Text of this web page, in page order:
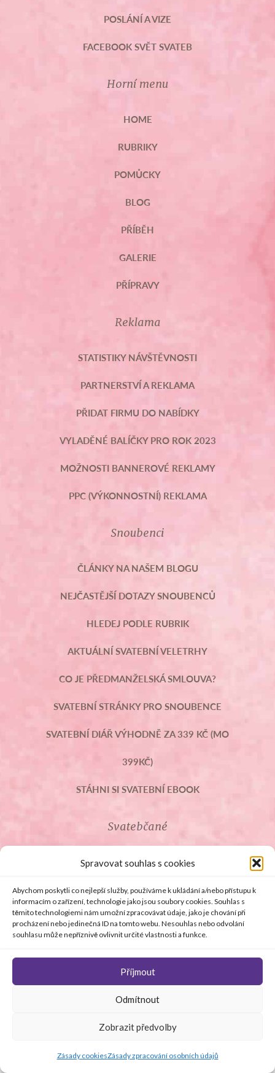
Spravovat souhlas s cookies
Abychom poskytli co nejlepší služby, používáme k ukládání a/nebo přístupu k
informacím o zařízení, technologie jako jsou soubory cookies. Souhlas s
těmito technologiemi nám umožní zpracovávat údaje, jako je chování při
procházení nebo jedinečná ID na tomto webu. Nesouhlas nebo odvolání
souhlasu může nepříznivě ovlivnit určité vlastnosti a funkce.
Příjmout
Odmítnout
Zobrazit předvolby
Zásady cookiesZásady zpracování osobních údajů
POSLÁNÍ A VIZE
FACEBOOK SVĚT SVATEB
Horní menu
HOME
RUBRIKY
POMŮCKY
BLOG
PŘÍBĚH
GALERIE
PŘÍPRAVY
Reklama
STATISTIKY NÁVŠTĚVNOSTI
PARTNERSTVÍ A REKLAMA
PŘIDAT FIRMU DO NABÍDKY
VYLADĚNÉ BALÍČKY PRO ROK 2023
MOŽNOSTI BANNEROVÉ REKLAMY
PPC (VÝKONNOSTNÍ) REKLAMA
Snoubenci
ČLÁNKY NA NAŠEM BLOGU
NEJČASTĚJŠÍ DOTAZY SNOUBENCŮ
HLEDEJ PODLE RUBRIK
AKTUÁLNÍ SVATEBNÍ VELETRHY
CO JE PŘEDMANŽELSKÁ SMLOUVA?
SVATEBNÍ STRÁNKY PRO SNOUBENCE
SVATEBNÍ DIÁŘ VÝHODNĚ ZA 339 KČ (MO
399KČ)
STÁHNI SI SVATEBNÍ EBOOK
Svatebčané
ROZCESTNÍK PRO SVATEBČANY
SVATEBNÍ PROSLOVY
SVATEBNÍ DARY
© Copyright 2008 - 2026 svetsvateb.cz a dodavatelé obsahu
Všechna práva vyhrazena
staráSoftmedia
souhlasu provozovatele zakázáno.